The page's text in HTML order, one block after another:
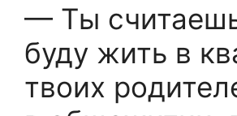
— Ты
буду жить в
твоих